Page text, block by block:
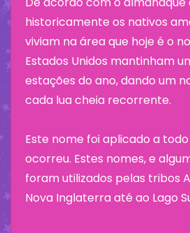
historicamente os nativos
viviam na área que hoje é o
Estados Unidos mantinham
estações do ano, dando um
cada lua cheia recorrente.
Este nome foi aplicado a
ocorreu. Estes nomes, e
foram utilizados pelas tribos
Nova Inglaterra até ao Lago